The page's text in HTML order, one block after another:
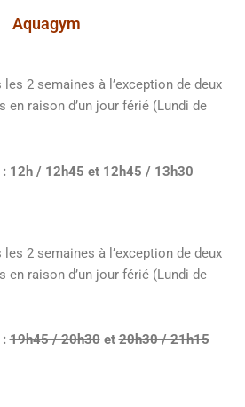
Aquagym
2 semaines à l’exception de deux
en raison d’un jour férié (Lundi de
:12h / 12h45et12h45 / 13h30
2 semaines à l’exception de deux
en raison d’un jour férié (Lundi de
:19h45 / 20h30et20h30 / 21h15